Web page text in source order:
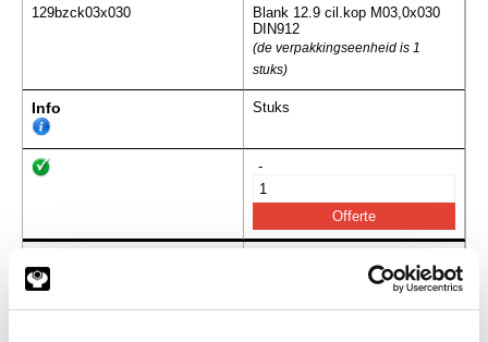
129bzck03x030
Blank 12.9 cil.kop M03,0x030
DIN912
(de verpakkingseenheid is 1
stuks)
Info Stuks
-
(de verpakkingseenheid is 1